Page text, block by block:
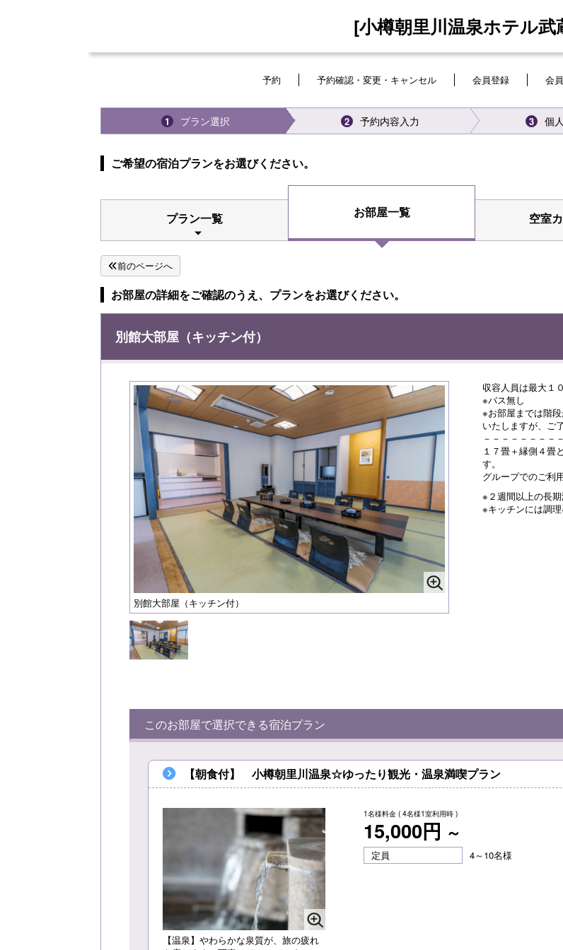
[小樽朝里川温泉ホテル武
予約 予約確認・変更・キャンセル 会員登録 会
1 プラン選択 2 予約内容入力 3 個
ご希望の宿泊プランをお選びください。
プラン一覧 お部屋一覧 空室
前のページへ
お部屋の詳細をご確認のうえ、プランをお選びください。
別館大部屋（キッチン付）
別館大部屋（キッチン付）
収容人員は最大１
※バス無し
※お部屋までは階
いたしますが、ご
－－－－－－－－
１７畳＋縁側４畳
す。
グループでのご利
※２週間以上の長
※キッチンには調理
このお部屋で選択できる宿泊プラン
【朝食付】 小樽朝里川温泉☆ゆったり観光・温泉満喫プラン
【温泉】やわらかな泉質が、旅の疲れ
1名様料金 ( 4名様1室利用時 )
15,000円 ～
定員 4～10名様